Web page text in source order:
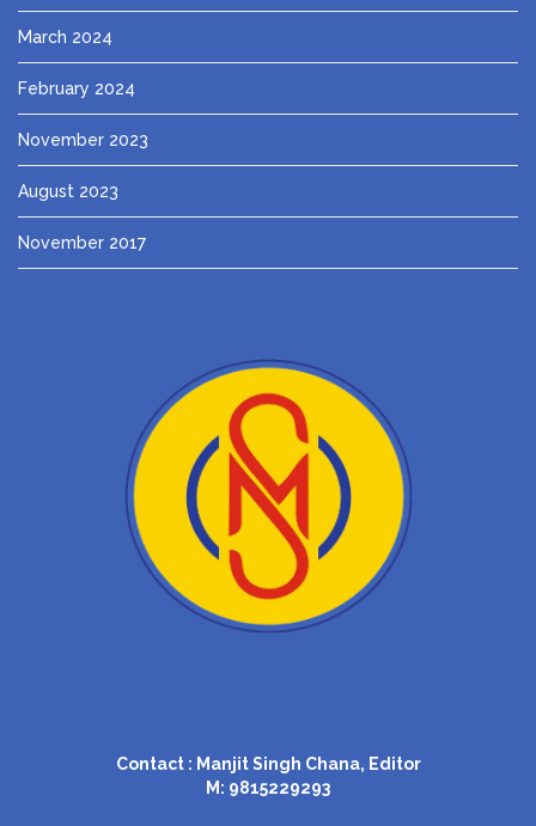
March 2024
February 2024
November 2023
August 2023
November 2017
Contact : Manjit Singh Chana, Editor
M: 9815229293